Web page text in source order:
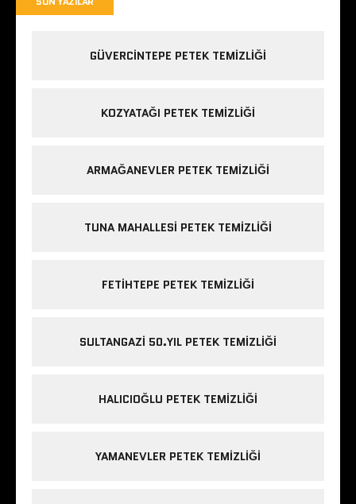
GÜVERCINTEPE PETEK TEMIZLIĞI
KOZYATAĞI PETEK TEMIZLIĞI
ARMAĞANEVLER PETEK TEMIZLIĞI
TUNA MAHALLESI PETEK TEMIZLIĞI
FETIHTEPE PETEK TEMIZLIĞI
SULTANGAZI 50.YIL PETEK TEMIZLIĞI
HALICIOĞLU PETEK TEMIZLIĞI
YAMANEVLER PETEK TEMIZLIĞI